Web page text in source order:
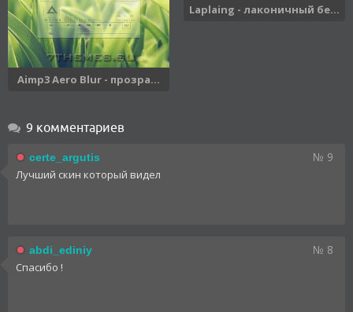
Aimp3 Aero Blur - прозра...
Laplaing - лаконичный бе...
9 комментариев
certe_argutis № 9
Лучший скин который видел
abdi_ediniy № 8
Спасибо !